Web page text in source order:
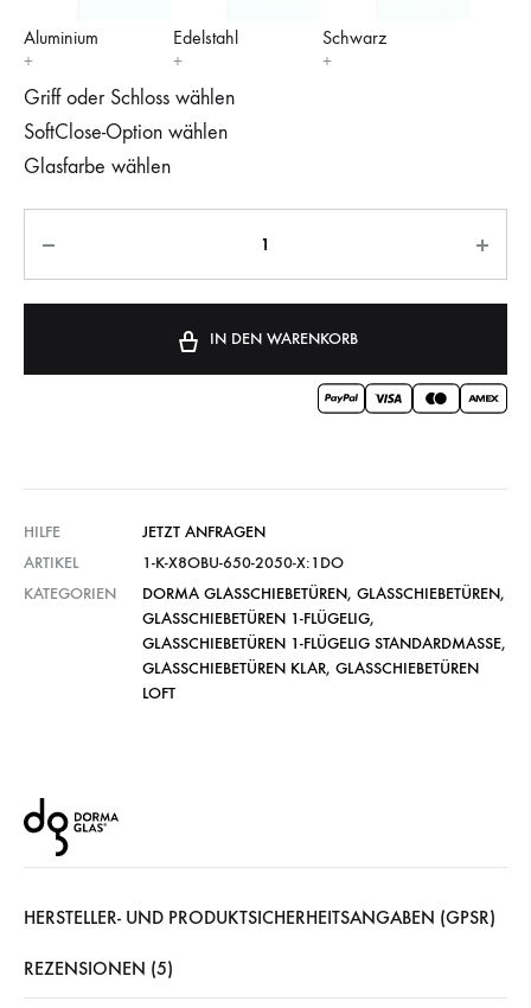
Aluminium Edelstahl Schwarz
Griff oder Schloss wählen
SoftClose-Option wählen
Glasfarbe wählen
IN DEN WARENKORB
HILFE
JETZT ANFRAGEN
ARTIKEL
1-K-X8OBU-650-2050-X:1DO
KATEGORIEN
DORMA GLASSCHIEBETÜREN, GLASSCHIEBETÜREN,
GLASSCHIEBETÜREN 1-FLÜGELIG,
GLASSCHIEBETÜREN 1-FLÜGELIG STANDARDMASSE ,
GLASSCHIEBETÜREN KLAR, GLASSCHIEBETÜREN
LOFT
HERSTELLER- UND PRODUKTSICHERHEITSANGABEN (GPSR)
REZENSIONEN (5)